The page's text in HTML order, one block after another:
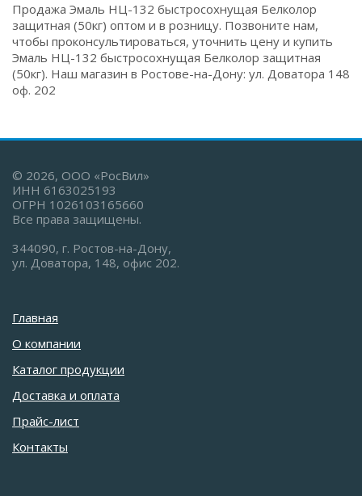
Продажа Эмаль НЦ-132 быстросохнущая Белколор
защитная (50кг) оптом и в розницу. Позвоните нам,
чтобы проконсультироваться, уточнить цену и купить
Эмаль НЦ-132 быстросохнущая Белколор защитная
(50кг). Наш магазин в Ростове-на-Дону: ул. Доватора 148
оф. 202
© 2026, ООО «РосВил»
ИНН 6163025193
ОГРН 1026103165660
Все права защищены.
344090, г. Ростов-на-Дону,
ул. Доватора, 148, офис 202.
Главная
О компании
Каталог продукции
Доставка и оплата
Прайс-лист
Контакты